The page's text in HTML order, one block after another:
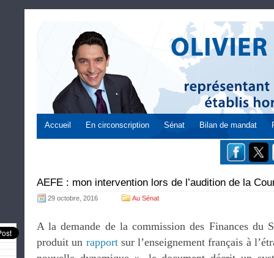
Accueil En circonscription Sénat Bilan de mandat
AEFE : mon intervention lors de l’audition de la
29 octobre, 2016 Au Sénat
A la demande de la commission des Finances du
produit un rapportsur l’enseignement français à